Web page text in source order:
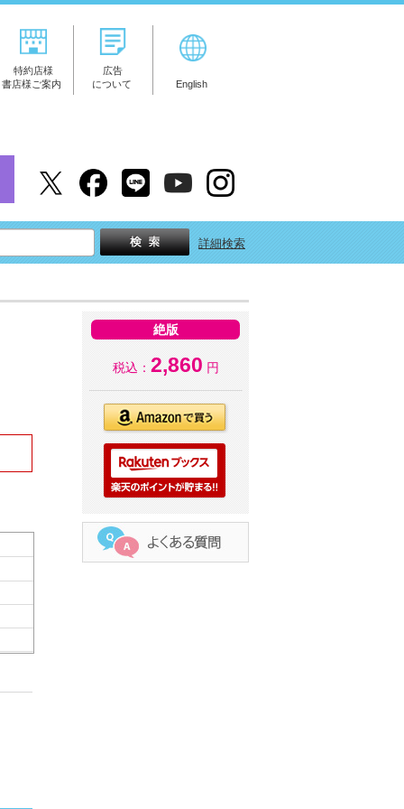
特約店様
書店様ご案内
広告
について
English
詳細検索
絶版
税込： 2,860 円